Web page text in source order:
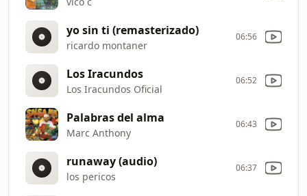
yo sin ti (remasterizado)
ricardo montaner
06:56
Los Iracundos
Los Iracundos Oficial
06:52
Palabras del alma
Marc Anthony
06:43
runaway (audio)
los pericos
06:37